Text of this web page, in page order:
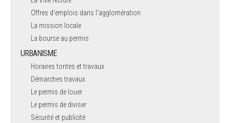
Offres d'emplois dans l'agglomération
La mission locale
La bourse au permis
URBANISME
Horaires tontes et travaux
Démarches travaux
Le permis de louer
Le permis de diviser
Sécurité et publicité